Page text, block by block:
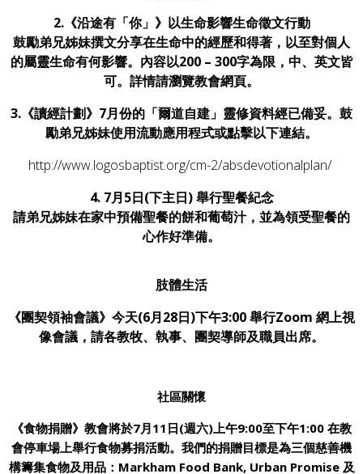
2.《沿途有「你」》以生命影響生命徵文行動
鼓勵弟兄姊妹撰文分享在生命中的經歷和得著，以至對個人
的屬靈生命有何影響。內容以200 – 300字為限，中、英文皆
可。詳情請瀏覽教會網頁。
3.《讀經計劃》7月份的「爾道自建」靈修資料經已備妥。鼓
勵弟兄姊妹使用流動應用程式或點擊以下連結。
http://www.logosbaptist.org/cm-2/absdevotionalplan/
4. 7月5日(下主日) 舉行聖餐紀念
請弟兄姊妹在家中預備聖餐的餅和葡萄汁，並為領受聖餐的
心作好準備。
肢體生活
《團契領袖會議》今天(6月28日)下午3:00 舉行Zoom 網上視
像會議，請各教牧、執事、團契導師及職員出席。
社區關懷
《食物捐贈》教會將於7月11日(週六)上午9:00至下午1:00 在教
會停車場上舉行食物募捐活動。我們的捐贈目標是為三個慈善機
構籌集食物及用品：Markham Food Bank, Urban Promise 及